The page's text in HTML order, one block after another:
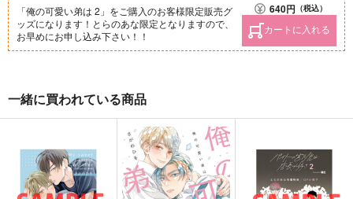
「俺の可愛い弟は 2」をご購入のお客様限定販売グ
ッズになります！とらのあな限定となりますので、
お早めにお申し込み下さい！！
640円（税込）
カートに入れる
一緒に買われている商品